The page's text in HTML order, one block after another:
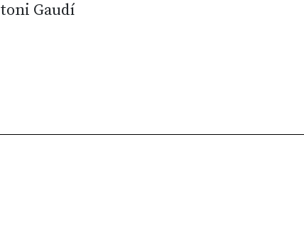
Gaudí